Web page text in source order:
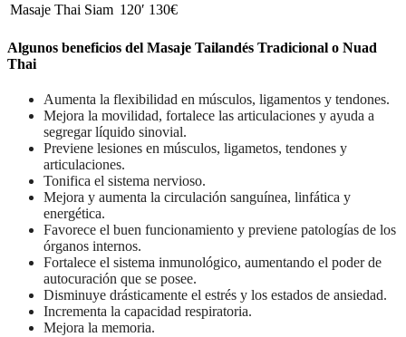
Masaje Thai Siam 120′ 130€
Algunos beneficios del Masaje Tailandés Tradicional o Nuad
Thai
Aumenta la flexibilidad en músculos, ligamentos y tendones.
Mejora la movilidad, fortalece las articulaciones y ayuda a
segregar líquido sinovial.
Previene lesiones en músculos, ligametos, tendones y
articulaciones.
Tonifica el sistema nervioso.
Mejora y aumenta la circulación sanguínea, linfática y
energética.
Favorece el buen funcionamiento y previene patologías de los
órganos internos.
Fortalece el sistema inmunológico, aumentando el poder de
autocuración que se posee.
Disminuye drásticamente el estrés y los estados de ansiedad.
Incrementa la capacidad respiratoria.
Mejora la memoria.